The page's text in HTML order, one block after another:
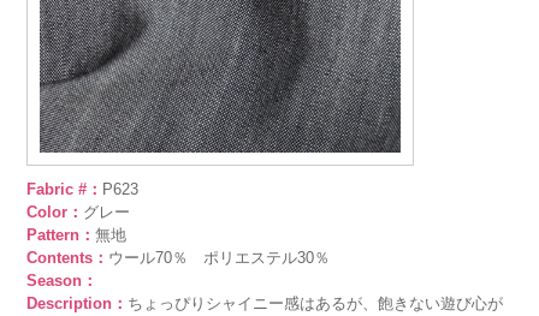
Fabric #： P623
Color： グレー
Pattern：無地
Contents： ウール70％ ポリエステル30％
Season：
Description： ちょっぴりシャイニー感はあるが、飽きない遊び心が